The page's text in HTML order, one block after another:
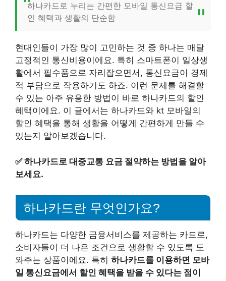
하나카드로 누리는 간편한 모바일 통신요금 할
인 혜택과 생활의 단순함
현대인들이 가장 많이 고민하는 것 중 하나는 매달
고정적인 통신비용이에요. 특히 스마트폰이 일상생
활에서 필수품으로 자리잡으면서, 통신요금이 경제
적 부담으로 작용하기도 하죠. 이런 문제를 해결할
수 있는 아주 유용한 방법이 바로 하나카드의 할인
혜택이에요. 이 글에서는 하나카드와 kt 모바일의
할인 혜택을 통해 생활을 어떻게 간편하게 만들 수
있는지 알아보겠습니다.
✅하나카드로 대중교통 요금 절약하는 방법을 알아
보세요.
하나카드란 무엇인가요?
하나카드는 다양한 금융서비스를 제공하는 카드로,
소비자들이 더 나은 조건으로 생활할 수 있도록 도
와주는 상품이에요. 특히 하나카드를 이용하면 모바
일 통신요금에서 할인 혜택을 받을 수 있다는 점이